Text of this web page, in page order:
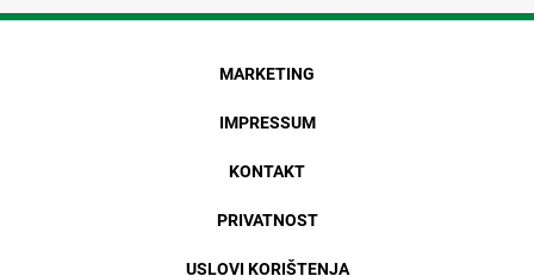
MARKETING
IMPRESSUM
KONTAKT
PRIVATNOST
USLOVI KORIŠTENJA